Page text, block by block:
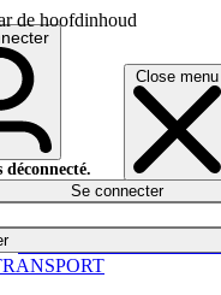
de hoofdinhoud
Close menu
déconnecté.
Se connecter